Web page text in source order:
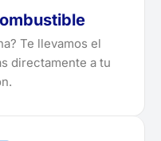
Te llevamos el
directamente a tu